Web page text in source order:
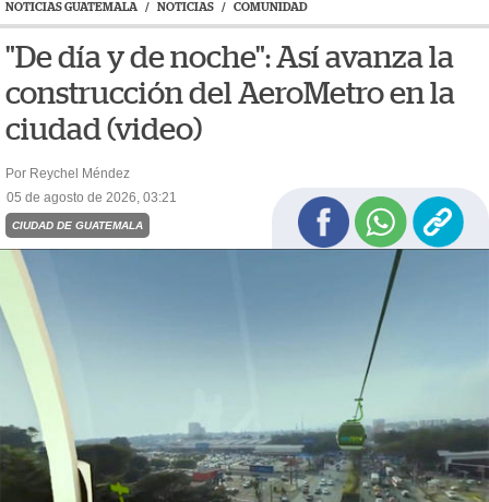
NOTICIAS GUATEMALA / NOTICIAS / COMUNIDAD
"De día y de noche": Así avanza la
construcción del AeroMetro en la
ciudad (video)
Por Reychel Méndez
05 de agosto de 2026, 03:21
CIUDAD DE GUATEMALA